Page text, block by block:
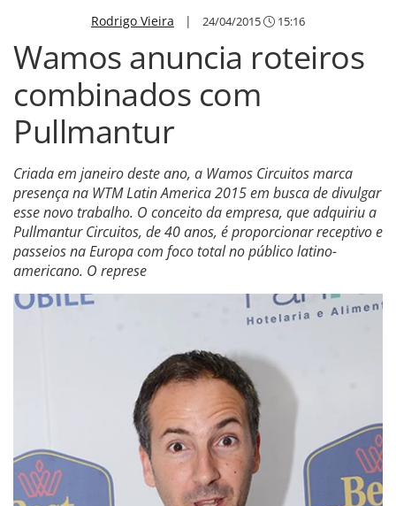
Rodrigo Vieira | 24/04/2015 15:16
Wamos anuncia roteiros
combinados com
Pullmantur
Criada em janeiro deste ano, a Wamos Circuitos marca
presença na WTM Latin America 2015 em busca de divulgar
esse novo trabalho. O conceito da empresa, que adquiriu a
Pullmantur Circuitos, de 40 anos, é proporcionar receptivo e
passeios na Europa com foco total no público latino-
americano. O represe